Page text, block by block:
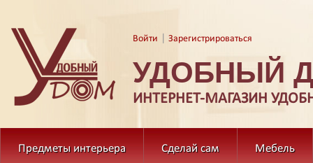
Войти Зарегистрироваться
УДОБНЫЙ
ИНТЕРНЕТ-МАГАЗИН
Предметы интерьера Сделай сам Мебель